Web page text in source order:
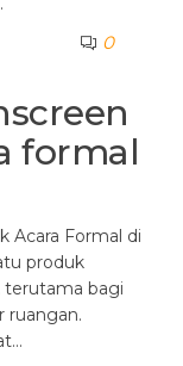
0
formal
Acara Formal di
produk
terutama bagi
ruangan.